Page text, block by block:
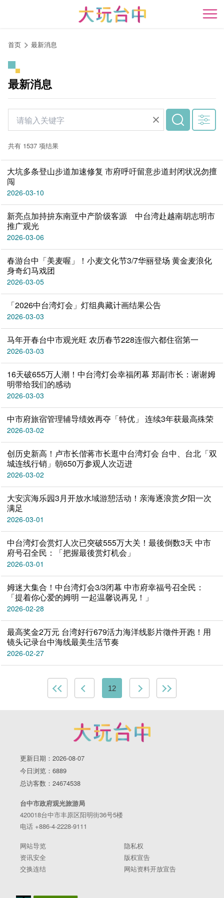
开
首页 最新消息
最新消息
共有 1537 项结果
大坑多条登山步道加速修复 市府呼吁留意步道封闭状况勿擅
闯
2026-03-10
新亮点加持拚东南亚中产阶级客源 中台湾赴越南胡志明市
推广观光
2026-03-06
春游台中「美麦喔」！小麦文化节3/7华丽登场 黄金麦浪化
身奇幻马戏团
2026-03-05
「2026中台湾灯会」灯组典藏计画结果公告
2026-03-03
马年开春台中市观光旺 农历春节228连假六都住宿第一
2026-03-03
16天破655万人潮！中台湾灯会幸福闭幕 郑副市长：谢谢姆
明带给我们的感动
2026-03-03
中市府旅宿管理辅导绩效再夺「特优」 连续3年获最高殊荣
2026-03-02
创历史新高！卢市长偕蒋市长逛中台湾灯会 台中、台北「双
城连线行销」朝650万参观人次迈进
2026-03-02
大安滨海乐园3月开放水域游憩活动！亲海逐浪赏夕阳一次
满足
2026-03-01
中台湾灯会赏灯人次已突破555万大关！最後倒数3天 中市
府号召全民：「把握最後赏灯机会」
2026-03-01
姆迷大集合！中台湾灯会3/3闭幕 中市府幸福号召全民：
「提着你心爱的姆明 一起温馨说再见！」
2026-02-28
最高奖金2万元 台湾好行679活力海洋线影片徵件开跑！用
镜头记录台中海线最美生活节奏
2026-02-27
12
更新日期：2026-08-07
今日浏览：6889
总访客数：24674538
台中市政府观光旅游局
420018台中市丰原区阳明街36号5楼
电话 +886-4-2228-9111
网站导览
隐私权
资讯安全
版权宣告
交换连结
网站资料开放宣告